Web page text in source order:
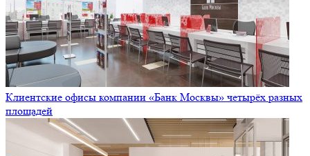
Клиентские офисы компании «Банк Москвы» четырёх разных
площадей